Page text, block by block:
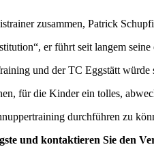
zusammen, Patrick
er führt seit langem
und der TC Eggstätt
für die Kinder ein tolles,
durchführen zu
und kontaktieren Sie den